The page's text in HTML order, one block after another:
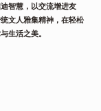
智慧，以交流增进友
文人雅集精神，在轻松
生活之美。